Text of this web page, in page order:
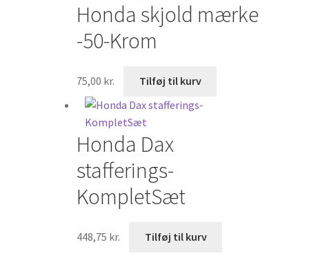
Honda skjold mærke
-50-Krom
75,00 kr. Tilføj til kurv
Honda Dax
stafferings-
KompletSæt
448,75 kr. Tilføj til kurv